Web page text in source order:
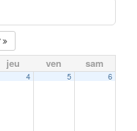
jeu ven sam
4 5 6